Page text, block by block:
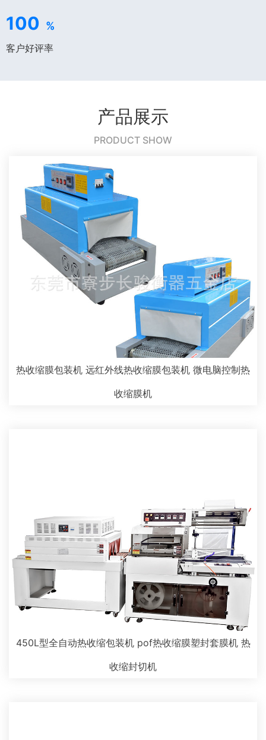
100 %
客户好评率
产品展示
PRODUCT SHOW
热收缩膜包装机 远红外线热收缩膜包装机 微电脑控制热
收缩膜机
450L型全自动热收缩包装机 pof热收缩膜塑封套膜机 热
收缩封切机